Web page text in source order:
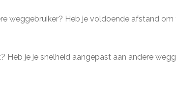
weggebruiker? Heb je voldoende afstand
Heb je je snelheid aangepast aan andere